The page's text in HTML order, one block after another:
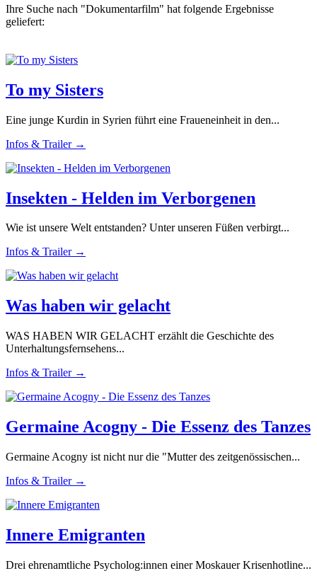
Ihre Suche nach "Dokumentarfilm" hat folgende Ergebnisse
geliefert:
To my Sisters
Eine junge Kurdin in Syrien führt eine Fraueneinheit in den...
Infos & Trailer →
Insekten - Helden im Verborgenen
Wie ist unsere Welt entstanden? Unter unseren Füßen verbirgt...
Infos & Trailer →
Was haben wir gelacht
WAS HABEN WIR GELACHT erzählt die Geschichte des
Unterhaltungsfernsehens...
Infos & Trailer →
Germaine Acogny - Die Essenz des Tanzes
Germaine Acogny ist nicht nur die "Mutter des zeitgenössischen...
Infos & Trailer →
Innere Emigranten
Drei ehrenamtliche Psycholog:innen einer Moskauer Krisenhotline...